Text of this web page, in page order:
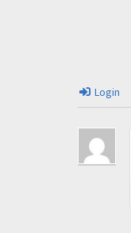
Login